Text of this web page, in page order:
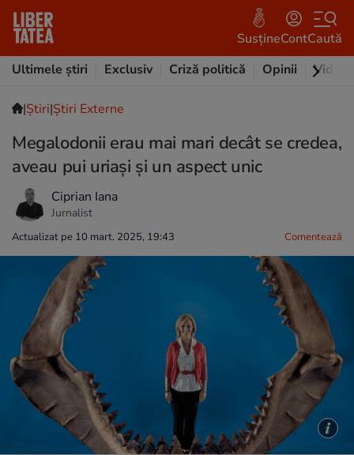
SusțineContCaută
Ultimele știri
Exclusiv Criză politică Opinii Video
|Ştiri|Știri Externe
Megalodonii erau mai mari decât se credea,
aveau pui uriași și un aspect unic
Ciprian Iana
Jurnalist
Actualizat pe 10 mart. 2025, 19:43 Comentează